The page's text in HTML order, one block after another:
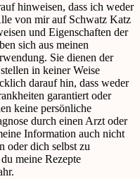
hinweisen, dass ich weder
von mir auf Schwatz Katz
und Eigenschaften der
sich aus meinen
Sie dienen der
in keiner Weise
darauf hin, dass weder
garantiert oder
keine persönliche
durch einen Arzt oder
Information auch nicht
oder dich selbst zu
meine Rezepte